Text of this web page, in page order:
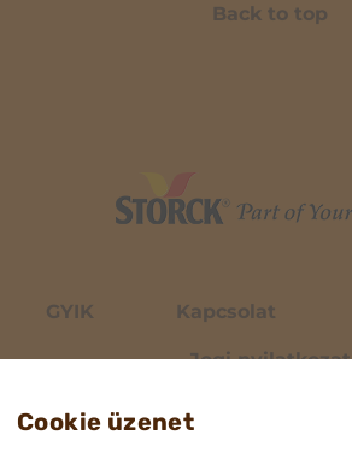
Back to top
GYIK Kapcsolat
Jogi nyilatkozat
Cookie üzenet